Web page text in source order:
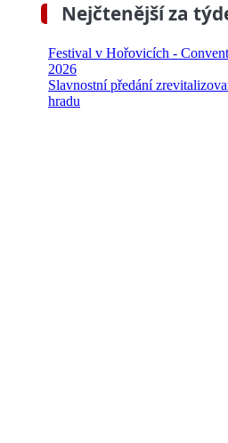
Nejčtenější za
Festival v Hořovicích -
2026
Slavnostní předání
hradu